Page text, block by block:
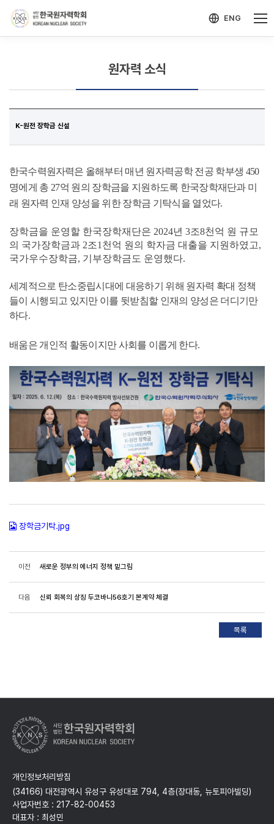
ENG
원자력 소식
K-원전 장학금 신설
한국수력원자력은 올해부터 매년 원자력공학 전공 학부생 450
명에게 총 27억 원의 장학금을 지원하도록 한국장학재단과미
래 원자력 인재 양성을 위한 장학금 기탁식을 열었다.
장학금을 운영할 한국장학재단은 2024년 3조8천억 원 규모
의 국가장학금과 2조1천억 원의 학자금 대출을 지원하였고,
국가우수장학금, 기부장학금도 운영했다.
세계적으로 탄소중립시대에 대응하기 위해 원자력 확대 정책
들이 시행되고 있지만 이를 뒷받침할 인재의 양성은 더디기만
하다.
배움은 개인적 활동이지만 사회를 이롭게 한다.
장학금기탁.jpg
이전 새로운 정부의 에너지 정책 밑그림
다음 신뢰 회복의 상징 두코바니56호기 본계약 체결
개인정보처리방침
(34166) 대전광역시 유성구 유성대로 794, 4층(장대동, 뉴토피아빌딩)
사업자번호 : 217-82-00453
대표자 : 최성민